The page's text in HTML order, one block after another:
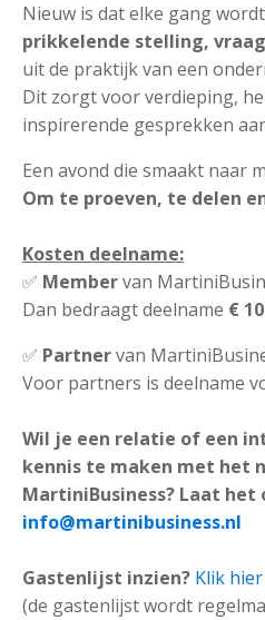
Nieuw is dat elke gang
prikkelende stelling,
uit de praktijk van een
Dit zorgt voor verdieping,
inspirerende gesprekken
Een avond die smaakt naar
Om te proeven, te delen
Kosten deelname:
✅ Membervan
Dan bedraagt deelname €
✅ Partnervan
Voor partners is deelname
Wil je een relatie of een
kennis te maken met het
MartiniBusiness? Laat het
info@martinibusiness.nl
Gastenlijst inzien? Klik hier
(de gastenlijst wordt